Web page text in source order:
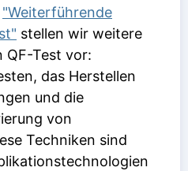
"Weiterführende
stellen wir weitere
QF-Test vor:
das Herstellen
und die
von
Techniken sind